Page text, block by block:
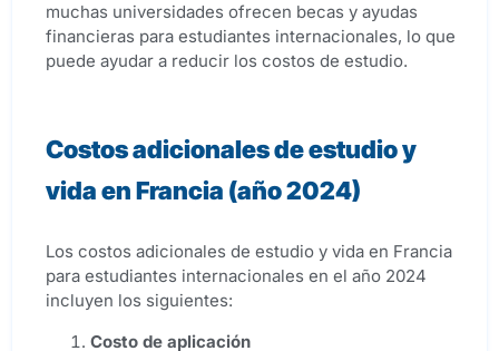
muchas universidades ofrecen becas y ayudas
financieras para estudiantes internacionales, lo que
puede ayudar a reducir los costos de estudio.
Costos adicionales de estudio y
vida en Francia (año2024)
Los costos adicionales de estudio y vida en Francia
para estudiantes internacionales en el año 2024
incluyen los siguientes:
Costo de aplicación